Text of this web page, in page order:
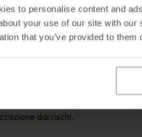
to personalise content and
your use of our site with
that you’ve provided to
i dipendenti all’importanza
e dei dati informatici. Queste
politiche chiaramente
aziendale che
e delle procedure richiede
vivi che devono crescere e
e della consapevolezza delle
dai rischi.